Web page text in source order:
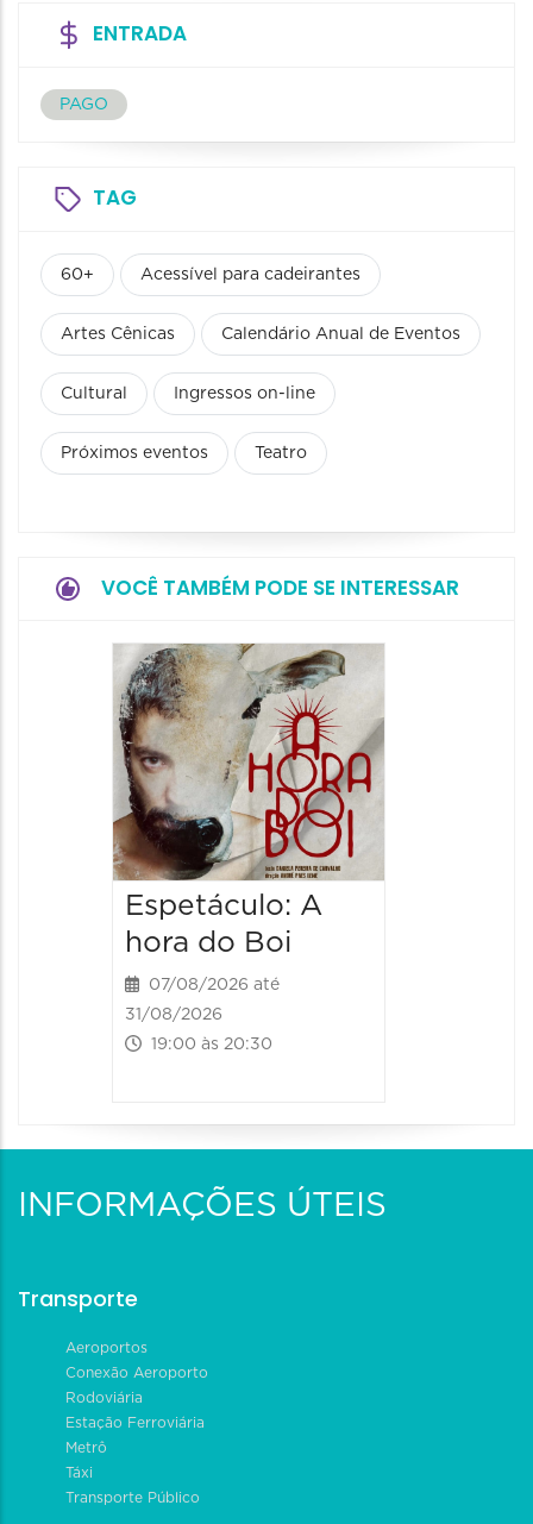
ENTRADA
PAGO
TAG
60+ Acessível para cadeirantes
Artes Cênicas Calendário Anual de Eventos
Cultural Ingressos on-line
Próximos eventos Teatro
VOCÊ TAMBÉM PODE SE INTERESSAR
Espetáculo: A
hora do Boi
07/08/2026 até
31/08/2026
19:00 às 20:30
INFORMAÇÕES ÚTEIS
Transporte
Aeroportos
Conexão Aeroporto
Rodoviária
Estação Ferroviária
Metrô
Táxi
Transporte Público